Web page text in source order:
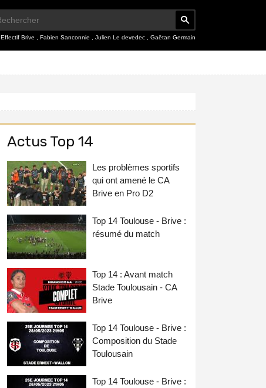
Effectif Brive Fabien Sanconnie Julien Le devedec Gaëtan Germain
Actus Top 14
Les problèmes sportifs
qui ont amené le CA
Brive en Pro D2
Top 14 Toulouse - Brive :
résumé du match
Top 14 : Avant match
Stade Toulousain - CA
Brive
Top 14 Toulouse - Brive :
Composition du Stade
Toulousain
Top 14 Toulouse - Brive :